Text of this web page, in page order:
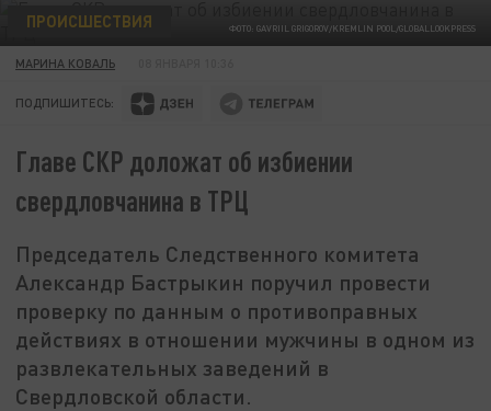
ФОТО: GAVRIIL GRIGOROV/KREMLIN POOL/GLOBALLOOKPRESS
ПРОИСШЕСТВИЯ
МАРИНА КОВАЛЬ
ПОДПИШИТЕСЬ:
Главе СКР доложат об избиении
свердловчанина в ТРЦ
Председатель Следственного комитета
Александр Бастрыкин поручил провести
проверку по данным о противоправных
действиях в отношении мужчины в одном из
развлекательных заведений в
Свердловской области.